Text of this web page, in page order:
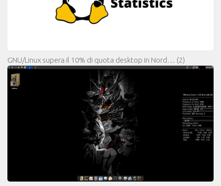
GNU/Linux supera il 10% di quota desktop in Nord… (2)